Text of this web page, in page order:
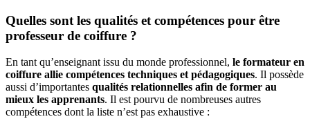
Quelles sont les qualités et compétences pour être
professeur de coiffure ?
En tant qu’enseignant issu du monde professionnel, le formateur en
coiffure allie compétences techniques et pédagogiques. Il possède
aussi d’importantes qualités relationnelles afin de former au
mieux les apprenants. Il est pourvu de nombreuses autres
compétences dont la liste n’est pas exhaustive :